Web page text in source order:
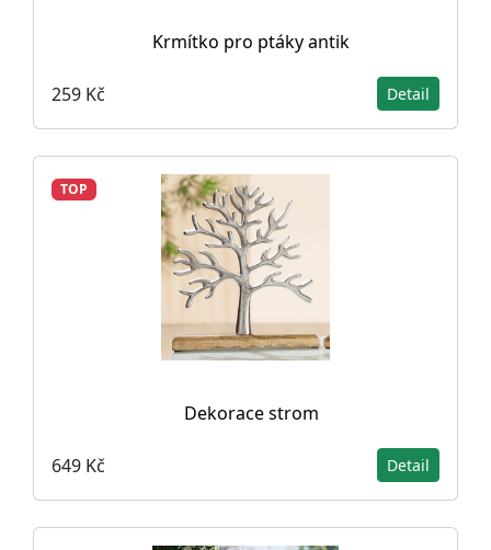
Krmítko pro ptáky antik
259 Kč Detail
TOP
Dekorace strom
649 Kč Detail